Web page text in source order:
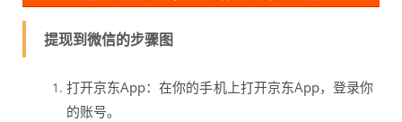
提现到微信的步骤图
打开京东App：在你的手机上打开京东App，登录你
的账号。